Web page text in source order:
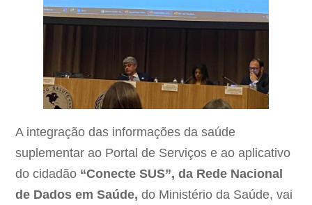
A integração das informações da saúde
suplementar ao Portal de Serviços e ao aplicativo
do cidadão “Conecte SUS”, da Rede Nacional
de Dados em Saúde, do Ministério da Saúde, vai